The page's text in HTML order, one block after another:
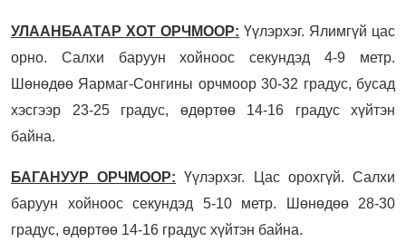
УЛААНБААТАР ХОТ ОРЧМООР: Үүлэрхэг. Ялимгүй цас
орно. Салхи баруун хойноос секундэд 4-9 метр.
Шөнөдөө Яармаг-Сонгины орчмоор 30-32 градус, бусад
хэсгээр 23-25 градус, өдөртөө 14-16 градус хүйтэн
байна.
БАГАНУУР ОРЧМООР: Үүлэрхэг. Цас орохгүй. Салхи
баруун хойноос секундэд 5-10 метр. Шөнөдөө 28-30
градус, өдөртөө 14-16 градус хүйтэн байна.